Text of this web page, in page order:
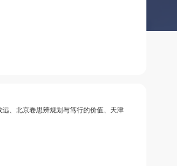
、北京卷思辨规划与笃行的价值、天津